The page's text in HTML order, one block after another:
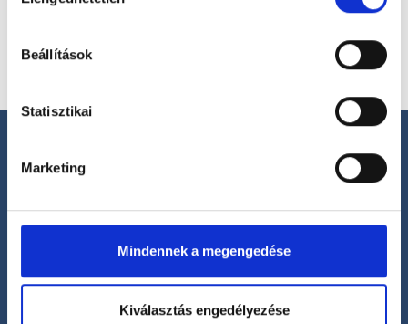
Beállítások
Statisztikai
Marketing
Mindennek a megengedése
Kiválasztás engedélyezése
Segíthetünk?
+36 1 700-1398
(H-P: 8:00-20:00)